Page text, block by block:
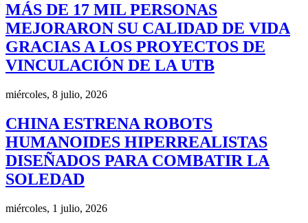
MÁS DE 17 MIL PERSONAS
MEJORARON SU CALIDAD DE VIDA
GRACIAS A LOS PROYECTOS DE
VINCULACIÓN DE LA UTB
miércoles, 8 julio, 2026
CHINA ESTRENA ROBOTS
HUMANOIDES HIPERREALISTAS
DISEÑADOS PARA COMBATIR LA
SOLEDAD
miércoles, 1 julio, 2026